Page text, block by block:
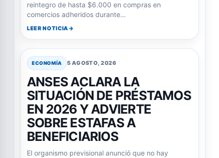
reintegro de hasta $6.000 en compras en
comercios adheridos durante…
LEER NOTICIA
ECONOMÍA 5 AGOSTO, 2026
ANSES ACLARA LA
SITUACIÓN DE PRÉSTAMOS
EN 2026 Y ADVIERTE
SOBRE ESTAFAS A
BENEFICIARIOS
El organismo previsional anunció que no hay